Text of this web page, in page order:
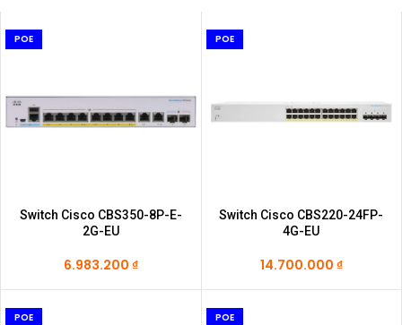
POE
Switch Cisco CBS350-8P-E-
2G-EU
6.983.200 ₫
POE
Switch Cisco CBS220-24FP-
4G-EU
14.700.000 ₫
POE POE